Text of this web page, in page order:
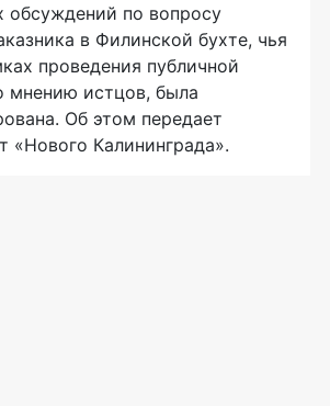
обсуждений по вопросу
в Филинской бухте, чья
проведения публичной
мнению истцов, была
Об этом передает
«Нового Калининграда».